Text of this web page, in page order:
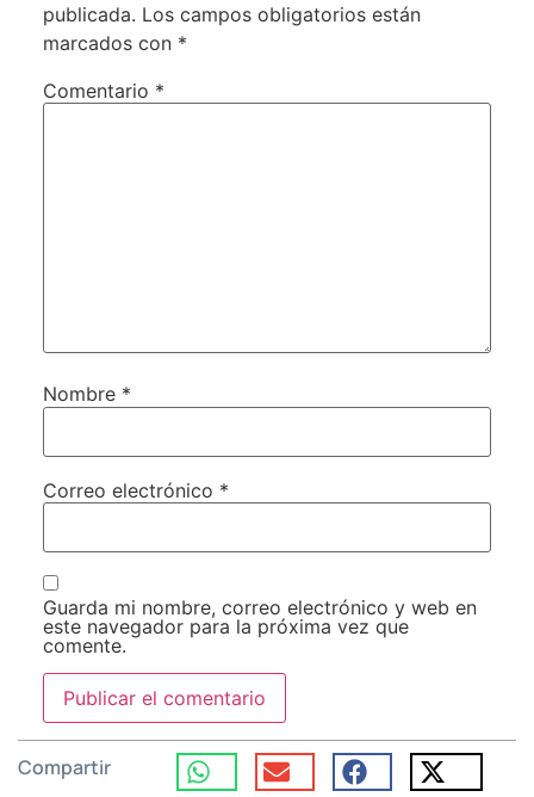
publicada. Los campos obligatorios están
marcados con *
Comentario *
Nombre *
Correo electrónico *
Guarda mi nombre, correo electrónico y web en
este navegador para la próxima vez que
comente.
Compartir